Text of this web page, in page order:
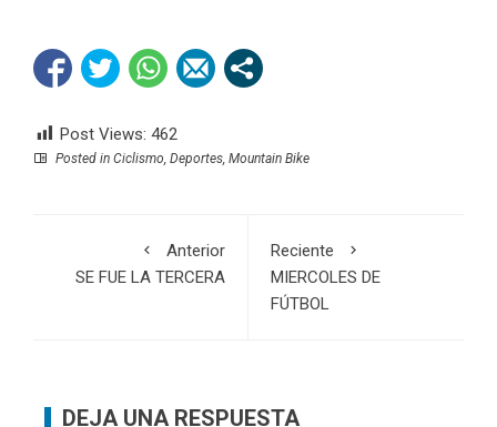
Post Views: 462
Posted in Ciclismo, Deportes, Mountain Bike
Anterior
SE FUE LA TERCERA
Reciente
MIERCOLES DE
FÚTBOL
DEJA UNA RESPUESTA